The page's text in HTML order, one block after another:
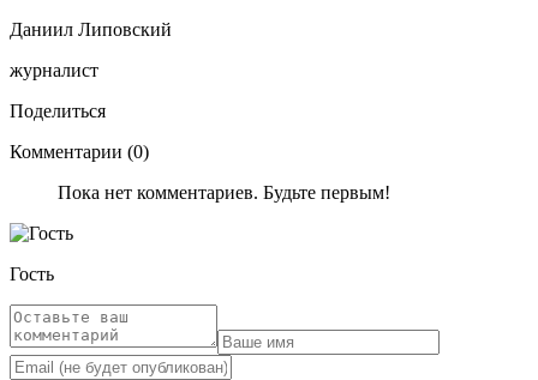
Даниил Липовский
журналист
Поделиться
Комментарии (0)
Пока нет комментариев. Будьте первым!
Гость